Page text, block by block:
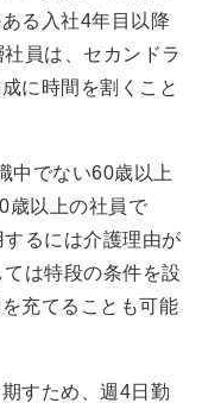
る入社4年目以降
員は、セカンドラ
に時間を割くこと
中でない60歳以上
歳以上の社員で
るには介護理由が
は特段の条件を設
充てることも可能
すため、週4日勤